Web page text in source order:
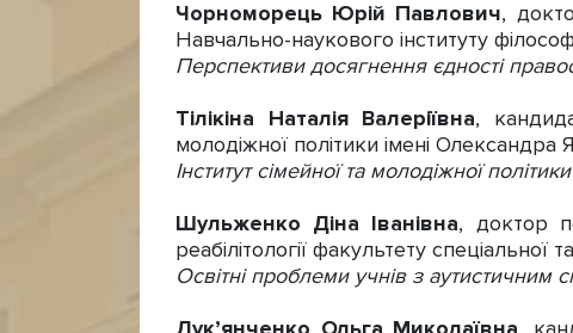
Чорноморець Юрій Павлович,
Навчально-наукового інституту
Перспективи досягнення єдності
Тілікіна Наталія Валеріївна,
молодіжної політики імені Олександра
Інститут сімейної та молодіжної
Шульженко Діна Іванівна, доктор
реабілітології факультету
Освітні проблеми учнів з аутистичним